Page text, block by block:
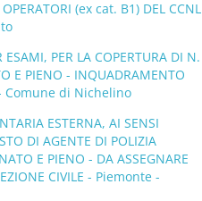
(ex cat. B1) DEL CCNL
PER LA COPERTURA DI N.
E PIENO - INQUADRAMENTO
- Comune di Nichelino
ESTERNA, AI SENSI
DI AGENTE DI POLIZIA
E PIENO - DA ASSEGNARE
CIVILE - Piemonte -